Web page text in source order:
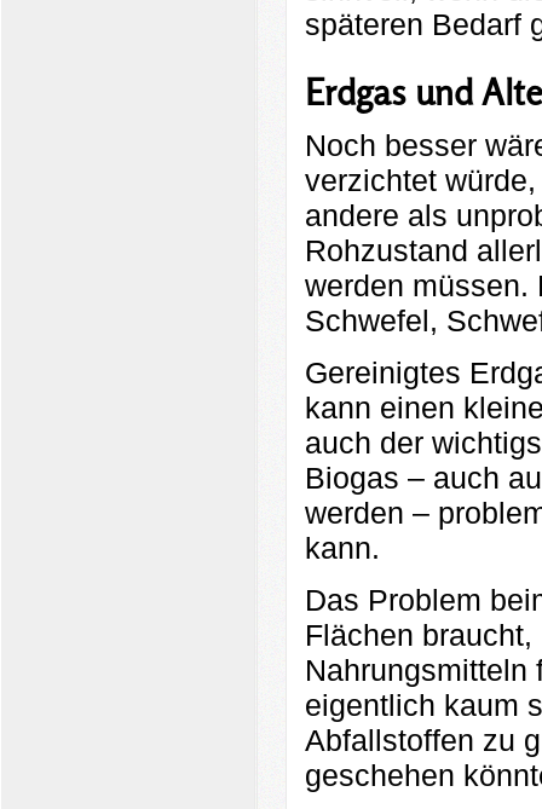
späteren Bedarf
Erdgas und
Noch besser
verzichtet
andere als
Rohzustand
werden müssen.
Schwefel,
Gereinigtes
kann einen
auch der
Biogas – auch
werden –
kann.
Das Problem
Flächen
Nahrungsmitteln
eigentlich kaum
Abfallstoffen zu
geschehen